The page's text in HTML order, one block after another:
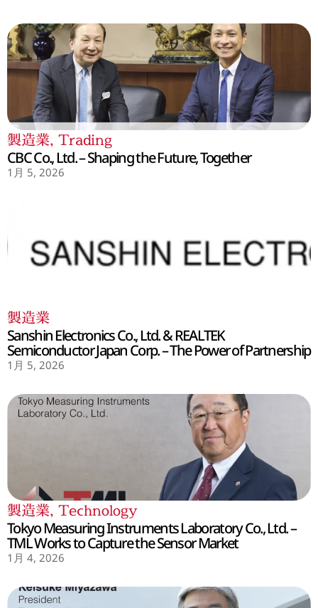
製造業, Trading
CBC Co., Ltd. – Shaping the Future, Together
1月 5, 2026
製造業
Sanshin Electronics Co., Ltd. & REALTEK
Semiconductor Japan Corp. – The Power of Partnership
1月 5, 2026
製造業, Technology
Tokyo Measuring Instruments Laboratory Co., Ltd. –
TML Works to Capture the Sensor Market
1月 4, 2026